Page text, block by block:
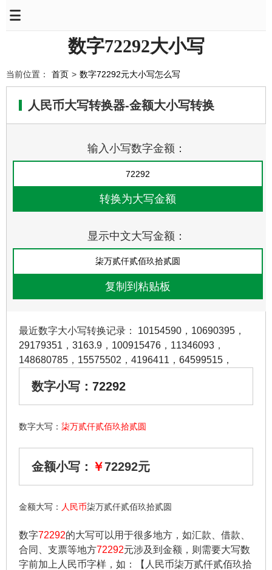
数字72292大小写
当前位置： 首页 > 数字72292元大小写怎么写
人民币大写转换器-金额大小写转换
输入小写数字金额：
显示中文大写金额：
最近数字大小写转换记录： 10154590 ， 10690395 ，
29179351 ， 3163.9 ， 100915476 ， 11346093 ，
148680785 ， 15575502 ， 4196411 ， 64599515 ，
数字小写： 72292
数字大写： 柒万贰仟贰佰玖拾贰圆
金额小写： ￥72292元
金额大写： 人民币柒万贰仟贰佰玖拾贰圆
数字72292的大写可以用于很多地方，如汇款、借款、
合同、支票等地方72292元涉及到金额，则需要大写数
字前加上人民币字样，如：【人民币柒万贰仟贰佰玖拾